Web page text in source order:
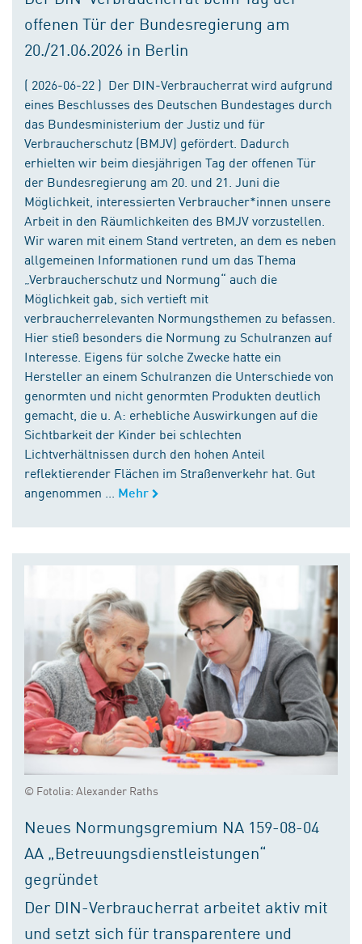
offenen Tür der Bundesregierung am
20./21.06.2026 in Berlin
( 2026-06-22 ) Der DIN-Verbraucherrat wird aufgrund
eines Beschlusses des Deutschen Bundestages durch
das Bundesministerium der Justiz und für
Verbraucherschutz (BMJV) gefördert. Dadurch
erhielten wir beim diesjährigen Tag der offenen Tür
der Bundesregierung am 20. und 21. Juni die
Möglichkeit, interessierten Verbraucher*innen unsere
Arbeit in den Räumlichkeiten des BMJV vorzustellen.
Wir waren mit einem Stand vertreten, an dem es neben
allgemeinen Informationen rund um das Thema
„Verbraucherschutz und Normung“ auch die
Möglichkeit gab, sich vertieft mit
verbraucherrelevanten Normungsthemen zu befassen.
Hier stieß besonders die Normung zu Schulranzen auf
Interesse. Eigens für solche Zwecke hatte ein
Hersteller an einem Schulranzen die Unterschiede von
genormten und nicht genormten Produkten deutlich
gemacht, die u. A: erhebliche Auswirkungen auf die
Sichtbarkeit der Kinder bei schlechten
Lichtverhältnissen durch den hohen Anteil
reflektierender Flächen im Straßenverkehr hat. Gut
angenommen ...
Mehr
© Fotolia: Alexander Raths
Neues Normungsgremium NA 159-08-04
AA „Betreuungsdienstleistungen“
gegründet
Der DIN-Verbraucherrat arbeitet aktiv mit
und setzt sich für transparentere und